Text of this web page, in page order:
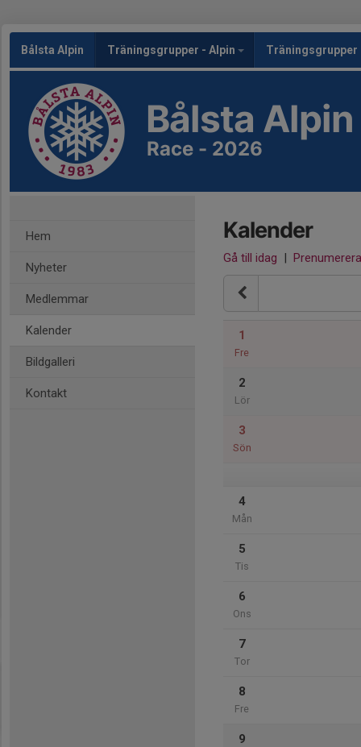
Bålsta Alpin Träningsgrupper - Alpin
Bålsta Alpin
Race - 2026
Hem
Nyheter
Medlemmar
Kalender
Bildgalleri
Kontakt
Kalender
Gå till idag | Prenumerera
1
Fre
2
Lör
3
Sön
4
Mån
5
Tis
6
Ons
7
Tor
8
Fre
9